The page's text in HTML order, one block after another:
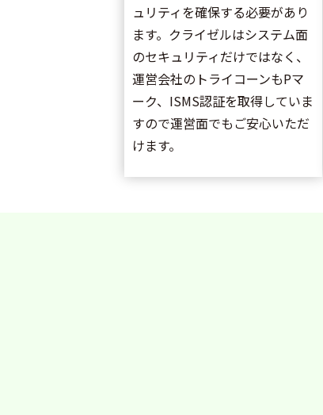
ュリティを確保する必要があり
ます。クライゼルはシステム面
のセキュリティだけではなく、
運営会社のトライコーンもPマ
ーク、ISMS認証を取得していま
すので運営面でもご安心いただ
けます。